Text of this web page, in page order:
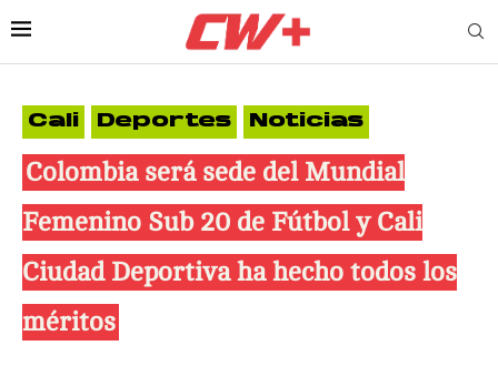
Cali Deportes Noticias
Colombia será sede del Mundial
Femenino Sub 20 de Fútbol y Cali
Ciudad Deportiva ha hecho todos los
méritos